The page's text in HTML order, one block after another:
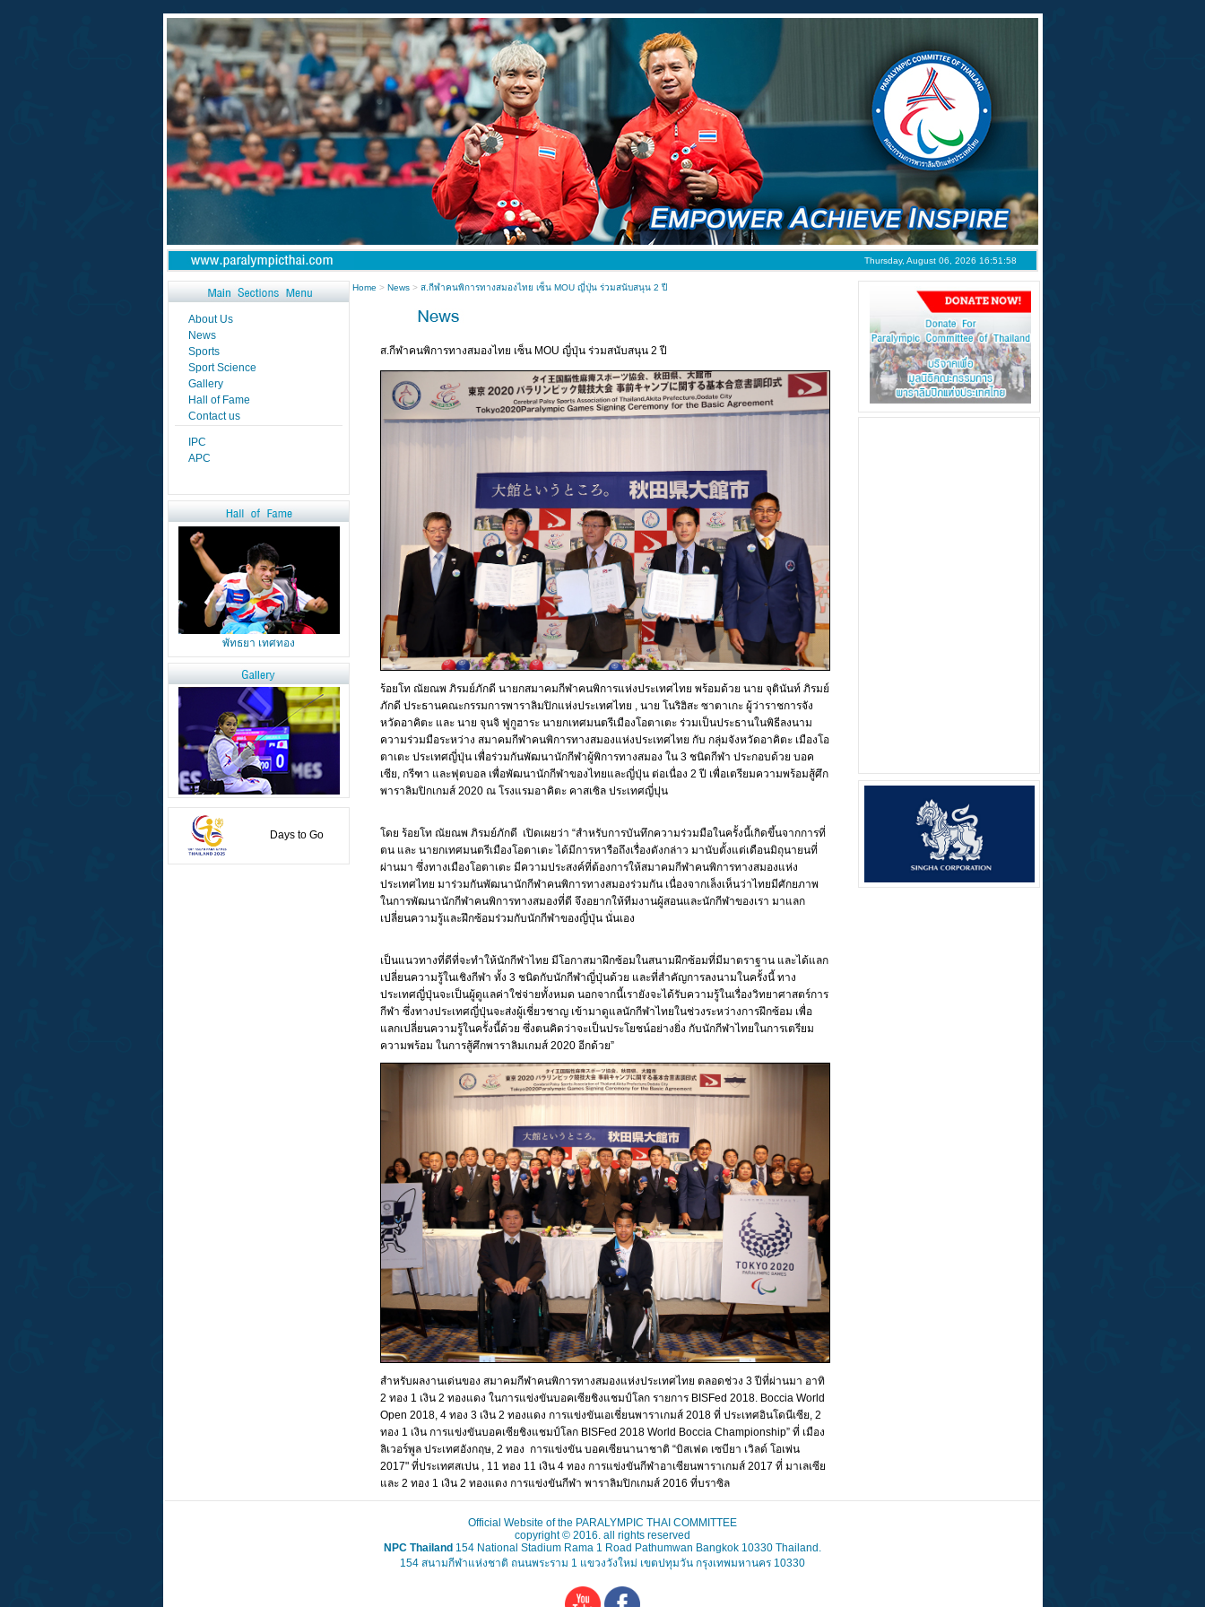
Thursday, August 06, 2026 16:51:58
พัทธยา เทศทอง
Home > News > ส.กีฬาคนพิการทางสมองไทย เซ็น MOU ญี่ปุ่น ร่วมสนับสนุน 2 ปี
ส.กีฬาคนพิการทางสมองไทย เซ็น MOU ญี่ปุ่น ร่วมสนับสนุน 2 ปี
ร้อยโท ณัยณพ ภิรมย์ภักดี นายกสมาคมกีฬาคนพิการแห่งประเทศไทย พร้อมด้วย นาย จุตินันท์ ภิรมย์
ภักดี ประธานคณะกรรมการพาราลิมปิกแห่งประเทศไทย , นาย โนริฮิสะ ซาตาเกะ ผู้ว่าราชการจัง
หวัดอาคิตะ และ นาย จุนจิ ฟูกูฮาระ นายกเทศมนตรีเมืองโอตาเตะ ร่วมเป็นประธานในพิธีลงนาม
ความร่วมมือระหว่าง สมาคมกีฬาคนพิการทางสมองแห่งประเทศไทย กับ กลุ่มจังหวัดอาคิตะ เมืองโอ
ตาเตะ ประเทศญี่ปุ่น เพื่อร่วมกันพัฒนานักกีฬาผู้พิการทางสมอง ใน 3 ชนิดกีฬา ประกอบด้วย บอค
เซีย, กรีฑา และฟุตบอล เพื่อพัฒนานักกีฬาของไทยและญี่ปุ่น ต่อเนื่อง 2 ปี เพื่อเตรียมความพร้อมสู้ศึก
พาราลิมปิกเกมส์ 2020 ณ โรงแรมอาคิตะ คาสเซิล ประเทศญี่ปุน
โดย ร้อยโท ณัยณพ ภิรมย์ภักดี เปิดเผยว่า “สำหรับการบันทึกความร่วมมือในครั้งนี้เกิดขึ้นจากการที่
ตน และ นายกเทศมนตรีเมืองโอตาเตะ ได้มีการหารือถึงเรื่องดังกล่าว มานับตั้งแต่เดือนมิถุนายนที่
ผ่านมา ซึ่งทางเมืองโอตาเตะ มีความประสงค์ที่ต้องการให้สมาคมกีฬาคนพิการทางสมองแห่ง
ประเทศไทย มาร่วมกันพัฒนานักกีฬาคนพิการทางสมองร่วมกัน เนื่องจากเล็งเห็นว่าไทยมีศักยภาพ
ในการพัฒนานักกีฬาคนพิการทางสมองที่ดี จึงอยากให้ทีมงานผู้สอนและนักกีฬาของเรา มาแลก
เปลี่ยนความรู้และฝึกซ้อมร่วมกับนักกีฬาของญี่ปุ่น นั่นเอง
เป็นแนวทางที่ดีที่จะทำให้นักกีฬาไทย มีโอกาสมาฝึกซ้อมในสนามฝึกซ้อมที่มีมาตราฐาน และได้แลก
เปลี่ยนความรู้ในเชิงกีฬา ทั้ง 3 ชนิดกับนักกีฬาญี่ปุ่นด้วย และที่สำคัญการลงนามในครั้งนี้ ทาง
ประเทศญี่ปุ่นจะเป็นผู้ดูแลค่าใช่จ่ายทั้งหมด นอกจากนี้เรายังจะได้รับความรู้ในเรื่องวิทยาศาสตร์การ
กีฬา ซึ่งทางประเทศญี่ปุ่นจะส่งผู้เชี่ยวชาญ เข้ามาดูแลนักกีฬาไทยในช่วงระหว่างการฝึกซ้อม เพื่อ
แลกเปลี่ยนความรู้ในครั้งนี้ด้วย ซึ่งตนคิดว่าจะเป็นประโยชน์อย่างยิ่ง กับนักกีฬาไทยในการเตรียม
ความพร้อม ในการสู้ศึกพาราลิมเกมส์ 2020 อีกด้วย”
สำหรับผลงานเด่นของ สมาคมกีฬาคนพิการทางสมองแห่งประเทศไทย ตลอดช่วง 3 ปีที่ผ่านมา อาทิ
2 ทอง 1 เงิน 2 ทองแดง ในการแข่งขันบอคเซียชิงแชมป์โลก รายการ BISFed 2018. Boccia World
Open 2018, 4 ทอง 3 เงิน 2 ทองแดง การแข่งขันเอเชี่ยนพาราเกมส์ 2018 ที่ ประเทศอินโดนีเซีย, 2
ทอง 1 เงิน การแข่งขันบอคเซียชิงแชมป์โลก BISFed 2018 World Boccia Championship” ที่ เมือง
ลิเวอร์พูล ประเทศอังกฤษ, 2 ทอง การแข่งขัน บอคเซียนานาชาติ “บิสเฟด เซบียา เวิลด์ โอเพ่น
2017" ที่ประเทศสเปน , 11 ทอง 11 เงิน 4 ทอง การแข่งขันกีฬาอาเซียนพาราเกมส์ 2017 ที่ มาเลเซีย
และ 2 ทอง 1 เงิน 2 ทองแดง การแข่งขันกีฬา พาราลิมปิกเกมส์ 2016 ที่บราซิล
Official Website of the PARALYMPIC THAI COMMITTEE
copyright © 2016. all rights reserved
NPC Thailand 154 National Stadium Rama 1 Road Pathumwan Bangkok 10330 Thailand.
154 สนามกีฬาแห่งชาติ ถนนพระราม 1 แขวงวังใหม่ เขตปทุมวัน กรุงเทพมหานคร 10330